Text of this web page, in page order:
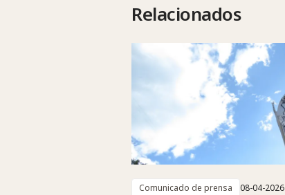
Relacionados
Comunicado de prensa 08-04-2026